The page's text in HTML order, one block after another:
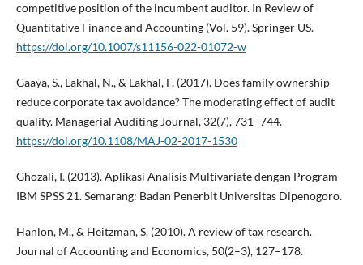
competitive position of the incumbent auditor. In Review of
Quantitative Finance and Accounting (Vol. 59). Springer US.
https://doi.org/10.1007/s11156-022-01072-w
Gaaya, S., Lakhal, N., & Lakhal, F. (2017). Does family ownership
reduce corporate tax avoidance? The moderating effect of audit
quality. Managerial Auditing Journal, 32(7), 731–744.
https://doi.org/10.1108/MAJ-02-2017-1530
Ghozali, I. (2013). Aplikasi Analisis Multivariate dengan Program
IBM SPSS 21. Semarang: Badan Penerbit Universitas Dipenogoro.
Hanlon, M., & Heitzman, S. (2010). A review of tax research.
Journal of Accounting and Economics, 50(2–3), 127–178.